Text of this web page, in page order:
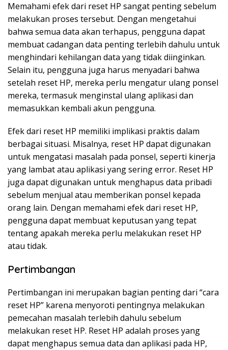
Memahami efek dari reset HP sangat penting sebelum
melakukan proses tersebut. Dengan mengetahui
bahwa semua data akan terhapus, pengguna dapat
membuat cadangan data penting terlebih dahulu untuk
menghindari kehilangan data yang tidak diinginkan.
Selain itu, pengguna juga harus menyadari bahwa
setelah reset HP, mereka perlu mengatur ulang ponsel
mereka, termasuk menginstal ulang aplikasi dan
memasukkan kembali akun pengguna.
Efek dari reset HP memiliki implikasi praktis dalam
berbagai situasi. Misalnya, reset HP dapat digunakan
untuk mengatasi masalah pada ponsel, seperti kinerja
yang lambat atau aplikasi yang sering error. Reset HP
juga dapat digunakan untuk menghapus data pribadi
sebelum menjual atau memberikan ponsel kepada
orang lain. Dengan memahami efek dari reset HP,
pengguna dapat membuat keputusan yang tepat
tentang apakah mereka perlu melakukan reset HP
atau tidak.
Pertimbangan
Pertimbangan ini merupakan bagian penting dari “cara
reset HP” karena menyoroti pentingnya melakukan
pemecahan masalah terlebih dahulu sebelum
melakukan reset HP. Reset HP adalah proses yang
dapat menghapus semua data dan aplikasi pada HP,